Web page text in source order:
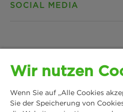
News & Presse
Standorte
Datenschutz
Cookie Einstellungen
SOCIAL MEDIA
Instagram
LinkedIn
MANN+HUMMEL
Schwieberdinger Straße
Wir nutzen
Wenn Sie auf „Alle Cookies
Sie der Speicherung von